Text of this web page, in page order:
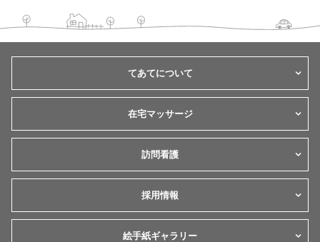
てあてについて
在宅マッサージ
訪問看護
採用情報
絵手紙ギャラリー